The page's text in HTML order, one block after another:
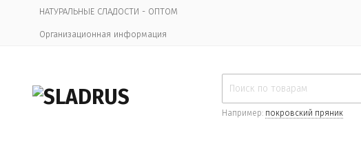
НАТУРАЛЬНЫЕ СЛАДОСТИ - ОПТОМ
Организационная информация
Например: покровский пряник